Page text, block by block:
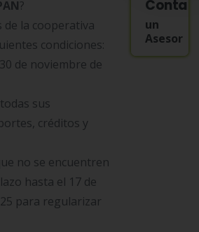
?
de la cooperativa
condiciones:
de noviembre de
sus
créditos y
no se encuentren
hasta el 17 de
para regularizar
un
Asesor